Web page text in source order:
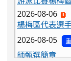
2026-08-06
楊梅區代表選
2026-08-05